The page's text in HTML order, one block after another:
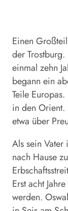
Einen
der
einmal zehn
begann ein
Teile
in den Orient.
etwa über
Als sein Vater
nach Hause
Erst acht
werden.